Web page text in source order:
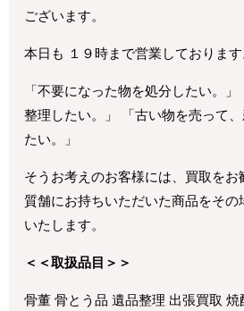
ございます。
本日も １９時まで営業しております
「不要になった物を処分したい。
整理したい。」 「古い物を売って
たい。」
そうお考えのお客様には、買取をお
質舗にお持ちいただいた商品をその
いたします。
＜＜取扱品目＞＞
骨董 骨とう品 遺品整理 出張買取